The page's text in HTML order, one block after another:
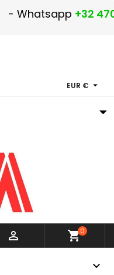
- Whatsapp +32
EUR € 
 shopping_cart0